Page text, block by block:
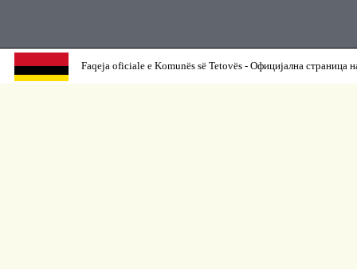
Faqeja oficiale e Komunës së Tetovës - Официјална